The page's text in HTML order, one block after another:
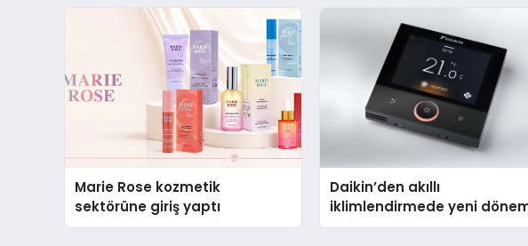
Marie Rose kozmetik
sektörüne giriş yaptı
Daikin’den akıllı
iklimlendirmede yeni
Madoka Plus Türkiye’de